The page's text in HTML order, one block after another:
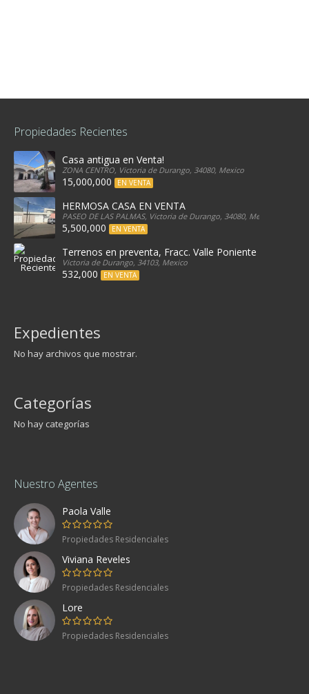
Propiedades Recientes
Casa antigua en Venta!
ZONA CENTRO, Victoria de Durango, 34080, Mexico
15,000,000 EN VENTA
HERMOSA CASA EN VENTA
PASEO DE LAS PALMAS, Victoria de Durango, 34080, Mexico
5,500,000 EN VENTA
Terrenos en preventa, Fracc. Valle Poniente
Victoria de Durango, 34103, Mexico
532,000 EN VENTA
Expedientes
No hay archivos que mostrar.
Categorías
No hay categorías
Nuestro Agentes
Paola Valle
Propiedades Residenciales
Viviana Reveles
Propiedades Residenciales
Lore
Propiedades Residenciales